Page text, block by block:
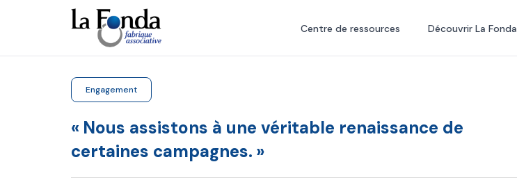
principal
Centre de ressources Découvrir La Fonda
Engagement
« Nous assistons à une véritable renaissance de
certaines campagnes. »